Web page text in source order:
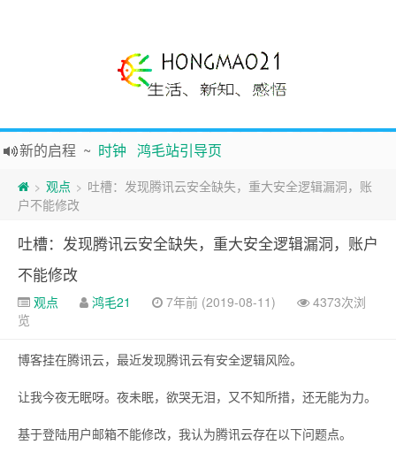
新的启程~时钟 鸿毛站引导页
声明~关于本站没有电子公告服务说明-20180517
践行自由、开放、互助分享的互联网精神
Hi，本站更换全新主题，欢迎访问，新主题来自云落的GIt，感谢。 -0907
> 观点 > 吐槽：发现腾讯云安全缺失，重大安全逻辑漏洞，账
户不能修改
吐槽：发现腾讯云安全缺失，重大安全逻辑漏洞，账户
不能修改
观点 鸿毛21 7年前 (2019-08-11)
4373次浏
览
博客挂在腾讯云，最近发现腾讯云有安全逻辑风险。
让我今夜无眠呀。夜未眠，欲哭无泪，又不知所措，还无能为力。
基于登陆用户邮箱不能修改，我认为腾讯云存在以下问题点。